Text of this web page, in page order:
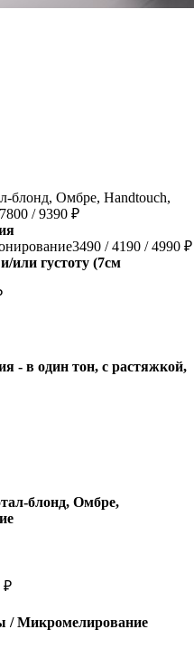
блонд, Омбре, Handtouch,
/ 9390 ₽
3490 / 4190 / 4990 ₽
или густоту (7см
- в один тон, с растяжкой,
блонд, Омбре,
₽
/ Микромелирование